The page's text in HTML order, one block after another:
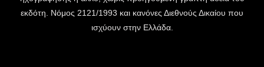
εκδότη. Νόμος 2121/1993 και κανόνες Διεθνούς Δικαίου που
ισχύουν στην Ελλάδα.